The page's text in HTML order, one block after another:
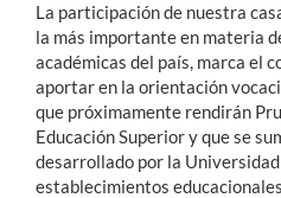
La participación de nuestra
la más importante en materia
académicas del país, marca el
aportar en la orientación
que próximamente rendirán
Educación Superior y que se
desarrollado por la
establecimientos